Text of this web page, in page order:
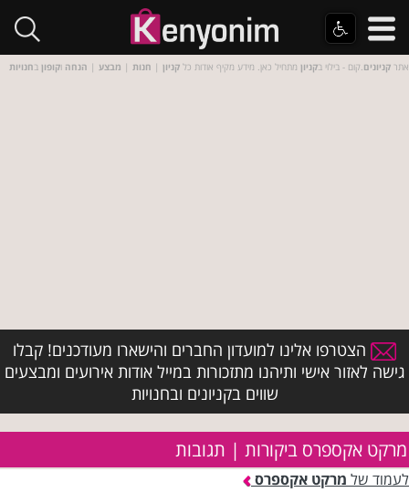
אתר קניונים.קום - בילוי בקניון מתחיל כאן. מידע מקיף אודות כל קניון | חנות | מבצע | הנחה וקופון בחנויות
הצטרפו אלינו למועדון החברים והישארו מעודכנים! קבלו
גישה לאזור אישי ותיהנו מתזכורות במייל אודות אירועים ומבצעים
שווים בקניונים ובחנויות
מרקט אקספרס ביקורות | תגובות
לעמוד של מרקט אקספרס